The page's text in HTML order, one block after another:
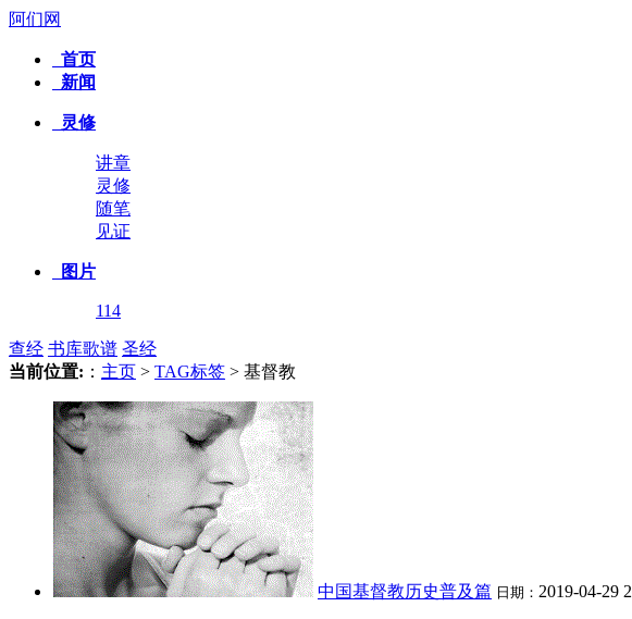
阿们网
首页
新闻
灵修
讲章
灵修
随笔
见证
图片
114
查经 书库歌谱 圣经
当前位置: ： 主页 > TAG标签 > 基督教
中国基督教历史普及篇 日期： 2019-04-29